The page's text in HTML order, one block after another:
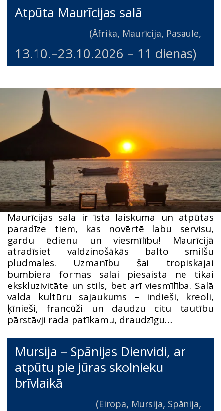
Atpūta Maurīcijas salā
(Āfrika, Maurīcija, Pasaule,
13.10.–23.10.2026 – 11 dienas)
Maurīcijas sala ir īsta laiskuma un atpūtas
paradīze tiem, kas novērtē labu servisu,
gardu ēdienu un viesmīlību! Maurīcijā
atradīsiet valdzinošākās balto smilšu
pludmales. Uzmanību šai tropiskajai
bumbiera formas salai piesaista ne tikai
ekskluzivitāte un stils, bet arī viesmīlība. Salā
valda kultūru sajaukums – indieši, kreoli,
ķīnieši, francūži un daudzu citu tautību
pārstāvji rada patīkamu, draudzīgu…
Mursija – Spānijas Dienvidi, ar
atpūtu pie jūras skolnieku
brīvlaikā
(Eiropa, Mursija, Spānija,